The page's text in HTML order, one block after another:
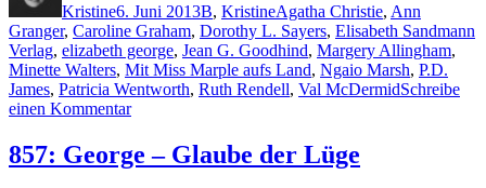
Kristine6. Juni 2013B, KristineAgatha Christie, Ann
Granger, Caroline Graham, Dorothy L. Sayers, Elisabeth Sandmann
Verlag, elizabeth george, Jean G. Goodhind, Margery Allingham,
Minette Walters, Mit Miss Marple aufs Land, Ngaio Marsh, P.D.
James, Patricia Wentworth, Ruth Rendell, Val McDermidSchreibe
einen Kommentarzu
Luise
Berg-
857: George – Glaube der Lüge